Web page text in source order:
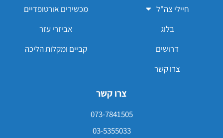
חיילי צה"ל
בלוג
דרושים
צרו קשר
מכשירים אורטופדיים
אביזרי עזר
קביים ומקלות הליכה
צרו קשר
073-7841505
03-5355033